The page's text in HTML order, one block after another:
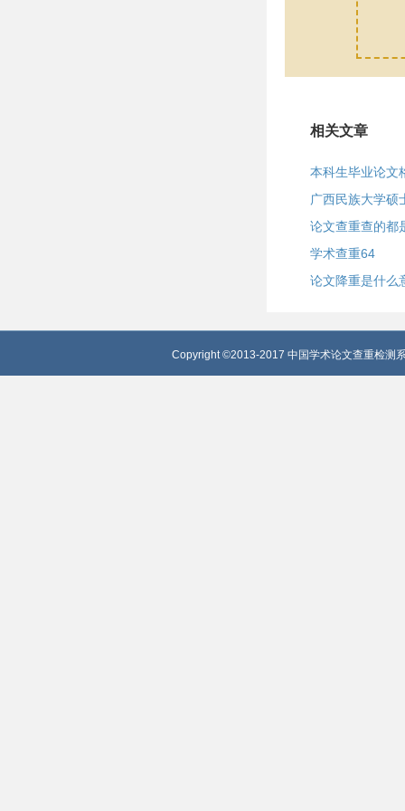
相关文章
本科生毕业论文
广西民族大学硕
论文查重查的都
学术查重64
论文降重是什么
Copyright ©2013-2017 中国学术论文查重检